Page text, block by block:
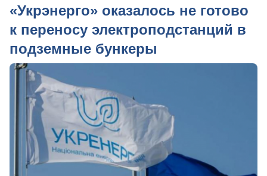
«Укрэнерго» оказалось не готово
к переносу электроподстанций в
подземные бункеры